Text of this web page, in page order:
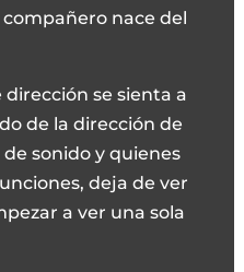
nace del
se sienta a
de la dirección de
sonido y quienes
deja de ver
a ver una sola